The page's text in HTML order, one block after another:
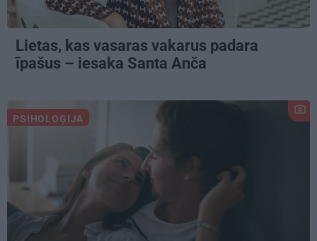
Lietas, kas vasaras vakarus padara
īpašus – iesaka Santa Anča
PSIHOLOĢIJA